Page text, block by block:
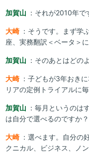
加賀山 ：それが2010年で
大崎 ：そうです。まず学
座、実務翻訳＜ベータ＞
加賀山 ：そのあとはどの
大崎 ：子どもが3年おき
リアの定例トライアルに
加賀山 ：毎月というのは
は自分で選べるのですか？
大崎 ：選べます。自分の
クニカル、ビジネス、ノ